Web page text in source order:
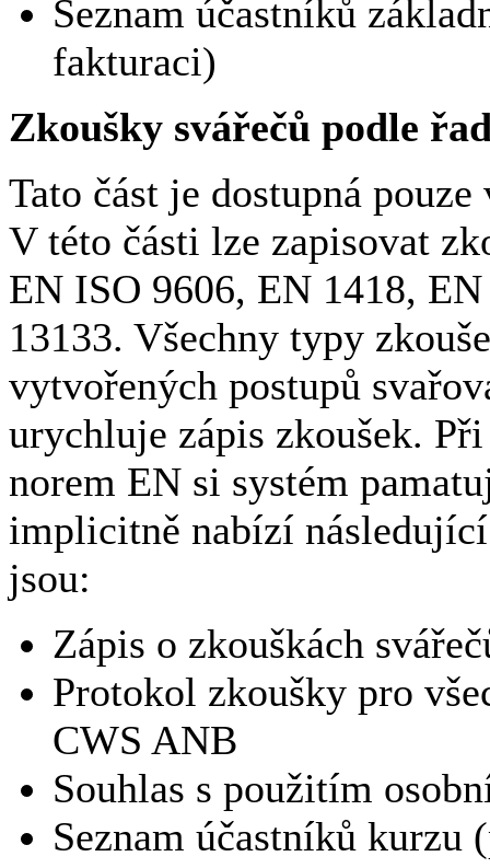
Seznam účastníků
fakturaci)
Zkoušky svářečů podle
Tato část je dostupná
V této části lze zapisovat
EN ISO 9606, EN 1418,
13133. Všechny typy
vytvořených postupů
urychluje zápis zkoušek.
norem EN si systém
implicitně nabízí
jsou:
Zápis o zkouškách
Protokol zkoušky pro
CWS ANB
Souhlas s použitím
Seznam účastníků